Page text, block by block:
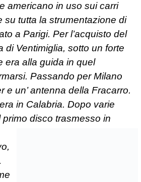
americano in uso sui carri
su tutta la strumentazione di
a Parigi. Per l’acquisto del
di Ventimiglia, sotto un forte
era alla guida in quel
Passando per Milano
un’ antenna della Fracarro.
in Calabria. Dopo varie
disco trasmesso in